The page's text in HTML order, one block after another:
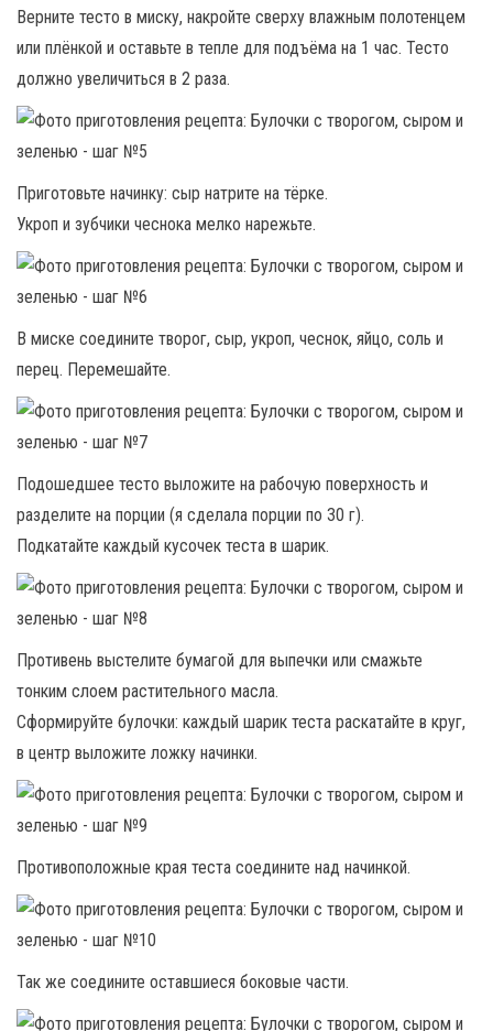
Верните тесто в миску, накройте сверху влажным полотенцем
или плёнкой и оставьте в тепле для подъёма на 1 час. Тесто
должно увеличиться в 2 раза.
Приготовьте начинку: сыр натрите на тёрке.
Укроп и зубчики чеснока мелко нарежьте.
В миске соедините творог, сыр, укроп, чеснок, яйцо, соль и
перец. Перемешайте.
Подошедшее тесто выложите на рабочую поверхность и
разделите на порции (я сделала порции по 30 г).
Подкатайте каждый кусочек теста в шарик.
Противень выстелите бумагой для выпечки или смажьте
тонким слоем растительного масла.
Сформируйте булочки: каждый шарик теста раскатайте в круг,
в центр выложите ложку начинки.
Противоположные края теста соедините над начинкой.
Так же соедините оставшиеся боковые части.